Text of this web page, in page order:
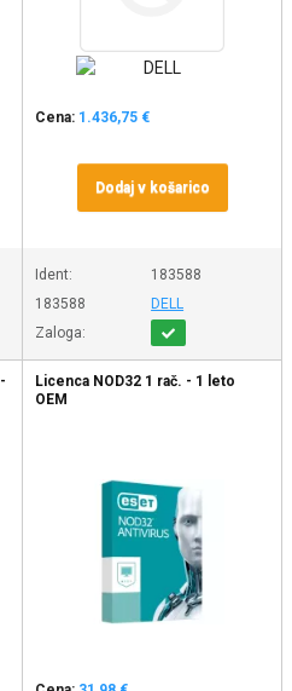
Cena: 1.436,75 €
Dodaj v košarico
Ident:
183588
183588
DELL
Zaloga:
Licenca NOD32 1 rač. - 1 leto
OEM